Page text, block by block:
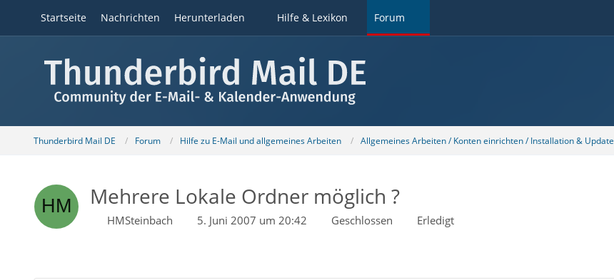
Startseite Nachrichten Herunterladen Hilfe & Lexikon Forum
Thunderbird Mail DE Forum Hilfe zu E-Mail und allgemeines Arbeiten Allgemeines Arbeiten / Konten einrichten / Installation & Update
Mehrere Lokale Ordner möglich ?
HMSteinbach 5. Juni 2007 um 20:42 Geschlossen Erledigt